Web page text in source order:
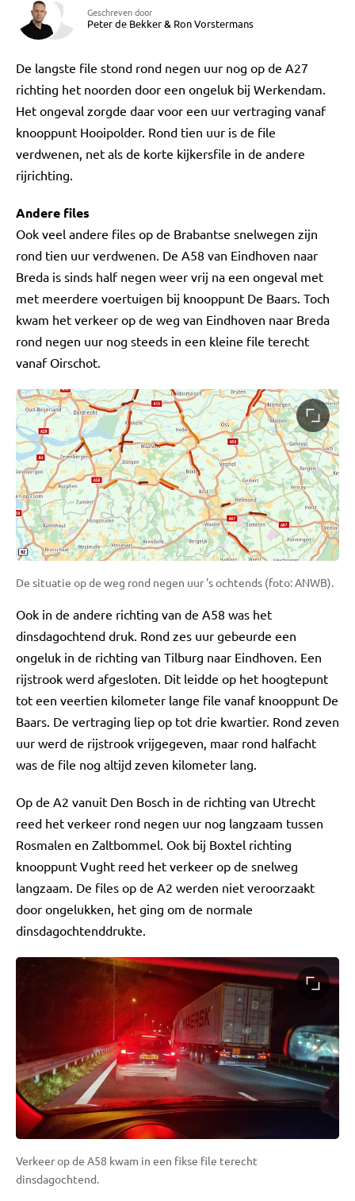
Geschreven door
Peter de Bekker& Ron Vorstermans
De langste file stond rond negen uur nog op de A27
richting het noorden door een ongeluk bij Werkendam.
Het ongeval zorgde daar voor een uur vertraging vanaf
knooppunt Hooipolder. Rond tien uur is de file
verdwenen, net als de korte kijkersfile in de andere
rijrichting.
Andere files
Ook veel andere files op de Brabantse snelwegen zijn
rond tien uur verdwenen. De A58 van Eindhoven naar
Breda is sinds half negen weer vrij na een ongeval met
met meerdere voertuigen bij knooppunt De Baars. Toch
kwam het verkeer op de weg van Eindhoven naar Breda
rond negen uur nog steeds in een kleine file terecht
vanaf Oirschot.
De situatie op de weg rond negen uur 's ochtends (foto: ANWB).
Ook in de andere richting van de A58 was het
dinsdagochtend druk. Rond zes uur gebeurde een
ongeluk in de richting van Tilburg naar Eindhoven. Een
rijstrook werd afgesloten. Dit leidde op het hoogtepunt
tot een veertien kilometer lange file vanaf knooppunt De
Baars. De vertraging liep op tot drie kwartier. Rond zeven
uur werd de rijstrook vrijgegeven, maar rond halfacht
was de file nog altijd zeven kilometer lang.
Op de A2 vanuit Den Bosch in de richting van Utrecht
reed het verkeer rond negen uur nog langzaam tussen
Rosmalen en Zaltbommel. Ook bij Boxtel richting
knooppunt Vught reed het verkeer op de snelweg
langzaam. De files op de A2 werden niet veroorzaakt
door ongelukken, het ging om de normale
dinsdagochtenddrukte.
Verkeer op de A58 kwam in een fikse file terecht
dinsdagochtend.